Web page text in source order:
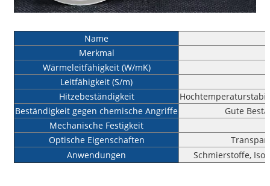
Name
Merkmal
Wärmeleitfähigkeit (W/mK)
Leitfähigkeit (S/m)
Hitzebeständigkeit
Beständigkeit gegen chemische Angriffe
Gute
Mechanische Festigkeit
Optische Eigenschaften
Anwendungen
Schmierstoffe,